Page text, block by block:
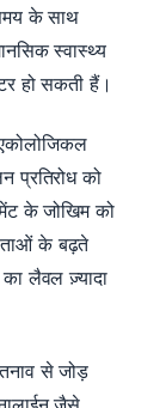
के साथ
स्वास्थ्य
हो सकती हैं।
प्रतिरोध को
के जोखिम को
के बढ़ते
लैवल ज़्यादा
से जोड़